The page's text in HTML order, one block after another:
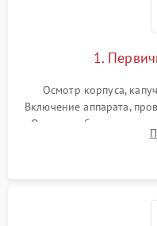
1.
Осмотр корпуса,
Включение аппарата,
Оценка работы помпы,
Измерение